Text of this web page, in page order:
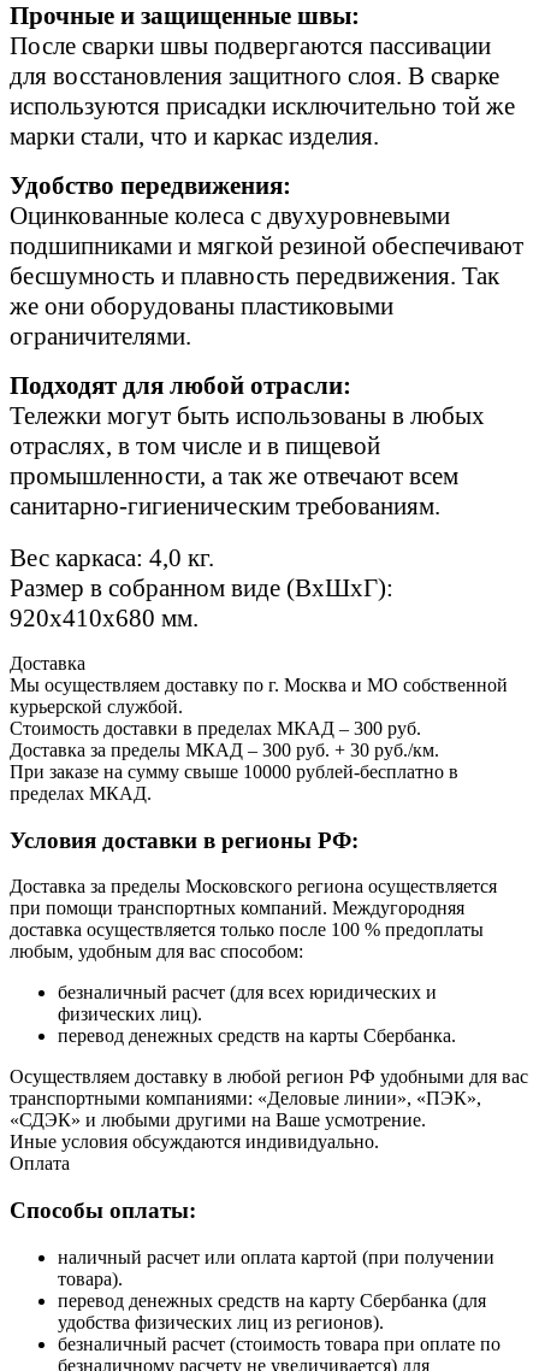
Прочные и защищенные швы:
После сварки швы подвергаются пассивации
для восстановления защитного слоя. В сварке
используются присадки исключительно той же
марки стали, что и каркас изделия.
Удобство передвижения:
Оцинкованные колеса с двухуровневыми
подшипниками и мягкой резиной обеспечивают
бесшумность и плавность передвижения. Так
же они оборудованы пластиковыми
ограничителями.
Подходят для любой отрасли:
Тележки могут быть использованы в любых
отраслях, в том числе и в пищевой
промышленности, а так же отвечают всем
санитарно-гигиеническим требованиям.
Вес каркаса: 4,0 кг.
Размер в собранном виде (ВхШхГ):
920х410х680 мм.
Доставка
Мы осуществляем доставку по г. Москва и МО собственной
курьерской службой.
Стоимость доставки в пределах МКАД – 300 руб.
Доставка за пределы МКАД – 300 руб. + 30 руб./км.
При заказе на сумму свыше 10000 рублей-бесплатно в
пределах МКАД.
Условия доставки в регионы РФ:
Доставка за пределы Московского региона осуществляется
при помощи транспортных компаний. Междугородняя
доставка осуществляется только после 100 % предоплаты
любым, удобным для вас способом:
безналичный расчет (для всех юридических и
физических лиц).
перевод денежных средств на карты Сбербанка.
Осуществляем доставку в любой регион РФ удобными для вас
транспортными компаниями: «Деловые линии», «ПЭК»,
«СДЭК» и любыми другими на Ваше усмотрение.
Иные условия обсуждаются индивидуально.
Оплата
Способы оплаты:
наличный расчет или оплата картой (при получении
товара).
перевод денежных средств на карту Сбербанка (для
удобства физических лиц из регионов).
безналичный расчет (стоимость товара при оплате по
безналичному расчету не увеличивается) для